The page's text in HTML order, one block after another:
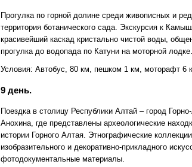
Прогулка по горной долине среди живописных и
территория ботанического сада. Экскурсия к
красивейший каскад кристально чистой воды,
прогулка до водопада по Катуни на моторной
Условия: Автобус, 80 км, пешком 1 км, моторафт 6
9 день.
Поездка в столицу Республики Алтай – город
Анохина, где представлены археологические
истории Горного Алтая. Этнографические
изобразительного и декоративно-прикладного
фотодокументальные материалы.